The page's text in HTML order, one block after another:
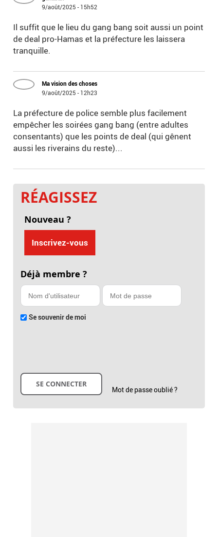
9/août/2025 - 15h52
Il suffit que le lieu du gang bang soit aussi un point
de deal pro-Hamas et la préfecture les laissera
tranquille.
Ma vision des choses
9/août/2025 - 12h23
La préfecture de police semble plus facilement
empêcher les soirées gang bang (entre adultes
consentants) que les points de deal (qui gênent
aussi les riverains du reste)...
RÉAGISSEZ
Nouveau ?
Inscrivez-vous
Déjà membre ?
Se souvenir de moi
Mot de passe oublié ?